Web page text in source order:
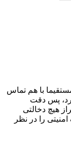
با هم تماس
پس دقت
هیچ دخالتی
را در نظر